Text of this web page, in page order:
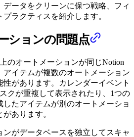
ータをクリーンに保つ戦略、フィ
ラクティスを紹介します。
ションの問題点
のオートメーションが同じNotion
アイテムが複数のオートメーション
があります。カレンダーイベント
クが重複して表示されたり、1つの
たアイテムが別のオートメーショ
あります。
ンがデータベースを独立してスキャ